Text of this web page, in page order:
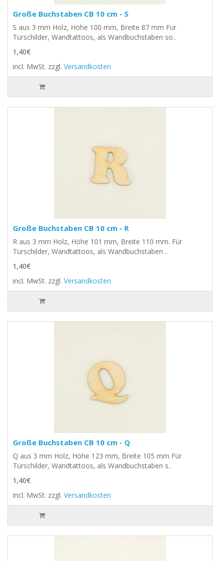
Große Buchstaben CB 10 cm - S
S aus 3 mm Holz, Höhe 100 mm, Breite 87 mm Für
Türschilder, Wandtattoos, als Wandbuchstaben so..
1,40€
incl. MwSt. zzgl. Versandkosten
Große Buchstaben CB 10 cm - R
R aus 3 mm Holz, Höhe 101 mm, Breite 110 mm. Für
Türschilder, Wandtattoos, als Wandbuchstaben ..
1,40€
incl. MwSt. zzgl. Versandkosten
Große Buchstaben CB 10 cm - Q
Q aus 3 mm Holz, Höhe 123 mm, Breite 105 mm Für
Türschilder, Wandtattoos, als Wandbuchstaben s..
1,40€
incl. MwSt. zzgl. Versandkosten